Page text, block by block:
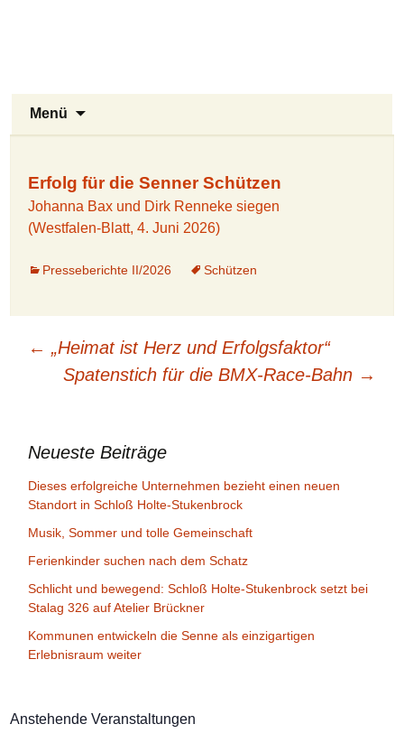
Menü
Erfolg für die Senner Schützen
Johanna Bax und Dirk Renneke siegen
(Westfalen-Blatt, 4. Juni 2026)
Presseberichte II/2026 Schützen
Beitragsnavigation
← „Heimat ist Herz und Erfolgsfaktor“
Spatenstich für die BMX-Race-Bahn →
Neueste Beiträge
Dieses erfolgreiche Unternehmen bezieht einen neuen
Standort in Schloß Holte-Stukenbrock
Musik, Sommer und tolle Gemeinschaft
Ferienkinder suchen nach dem Schatz
Schlicht und bewegend: Schloß Holte-Stukenbrock setzt bei
Stalag 326 auf Atelier Brückner
Kommunen entwickeln die Senne als einzigartigen
Erlebnisraum weiter
Anstehende Veranstaltungen